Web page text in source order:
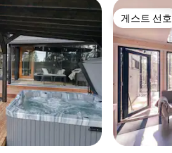
게스트 선호
게스트 선호